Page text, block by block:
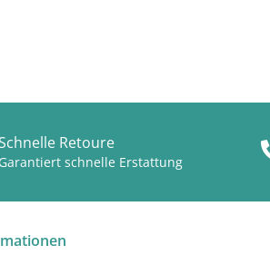
Retoure
Garantiert schnelle Erstattung